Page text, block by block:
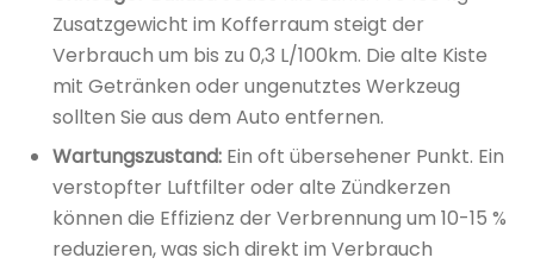
Zusatzgewicht im Kofferraum steigt der
Verbrauch um bis zu 0,3 L/100km. Die alte Kiste
mit Getränken oder ungenutztes Werkzeug
sollten Sie aus dem Auto entfernen.
Wartungszustand: Ein oft übersehener Punkt. Ein
verstopfter Luftfilter oder alte Zündkerzen
können die Effizienz der Verbrennung um 10-15 %
reduzieren, was sich direkt im Verbrauch